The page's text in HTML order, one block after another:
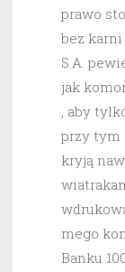
prawo
bez karni
S.A.
jak
, aby
przy tym
kryją
mego
Banku